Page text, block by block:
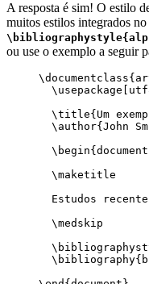
A resposta é sim! O estilo
muitos estilos integrados
ou use o exemplo a seguir
\documentclass{
\usepackage
\title{Um
\author{John
\begin{ document
\maketitle
Estudos
\medskip
\bibliography